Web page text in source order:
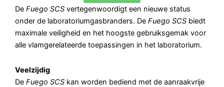
De Fuego SCS vertegenwoordigt een nieuwe status
onder de laboratoriumgasbranders. De Fuego SCS biedt
maximale veiligheid en het hoogste gebruiksgemak voor
alle vlamgerelateerde toepassingen in het laboratorium.
Veelzijdig
De Fuego SCS kan worden bediend met de aanraakvrije